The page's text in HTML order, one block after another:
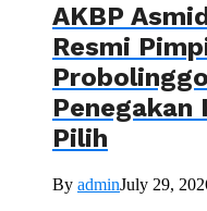
AKBP
Resmi
Penegakan
Pilih
By adminJuly 29,